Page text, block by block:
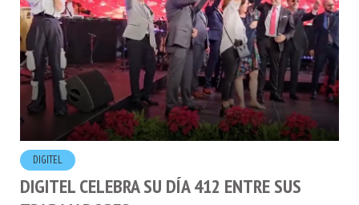
DIGITEL
DIGITEL CELEBRA SU DÍA 412 ENTRE SUS
TRABAJADORES